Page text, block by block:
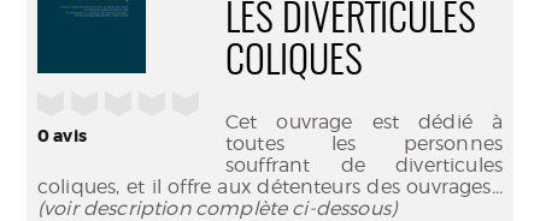
0avis
LES DIVERTICULES
COLIQUES
Cet ouvrage est dédié à
toutes les personnes
souffrant de diverticules
coliques, et il offre aux détenteurs des ouvrages...
(voir description complète ci-dessous)